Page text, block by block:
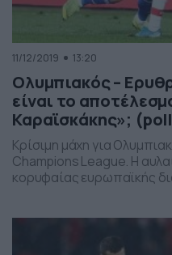
11/12/2019 13:20
Ολυμπιακός –
είναι το
Καραϊσκάκης»;
Κρίσιμη μάχη για
Champions League. Η
κορυφαίας ευρωπαϊκής
Βελιγραδίου. Οι δύο